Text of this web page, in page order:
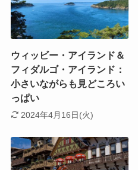
ウィッビー・アイランド＆
フィダルゴ・アイランド：
小さいながらも見どころい
っぱい
2024年4月16日(火)